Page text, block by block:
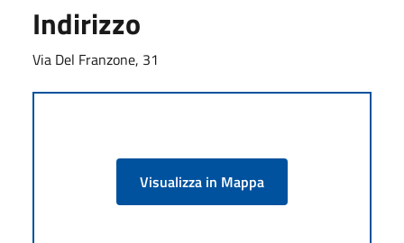
Indirizzo
Via Del Franzone, 31
Visualizza in Mappa